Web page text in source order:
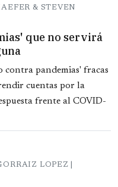
& STEVEN
que no servirá
contra pandemias' fracas
cuentas por la
frente al COVID-
LOPEZ |